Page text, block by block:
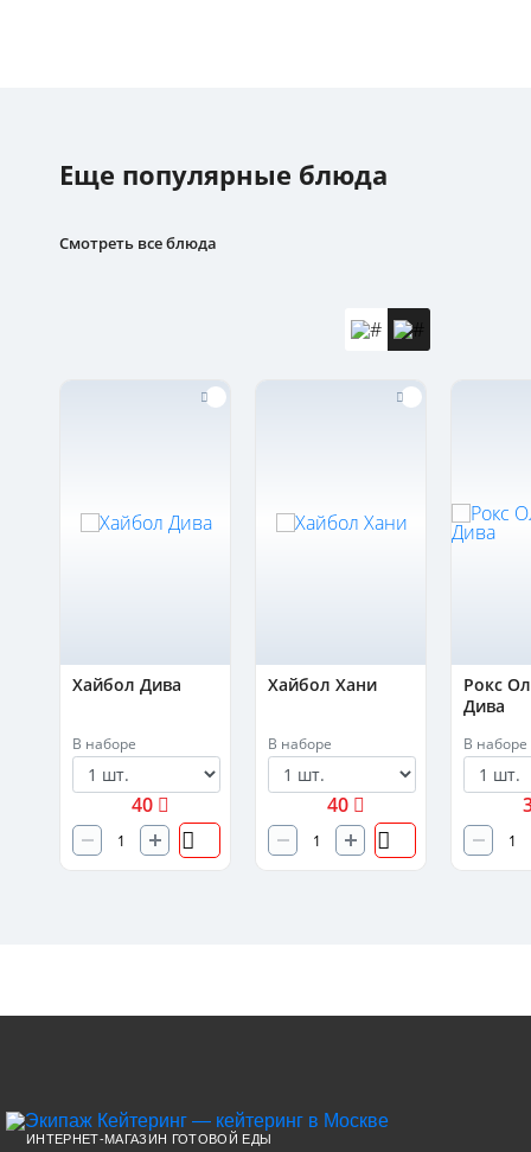
Еще популярные блюда
Смотреть все блюда
Хайбол Дива
В наборе
40
Хайбол Хани
В наборе
40
Рокс
Дива
В наборе
ИНТЕРНЕТ-МАГАЗИН ГОТОВОЙ ЕДЫ